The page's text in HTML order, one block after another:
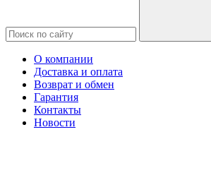
О компании
Доставка и оплата
Возврат и обмен
Гарантия
Контакты
Новости